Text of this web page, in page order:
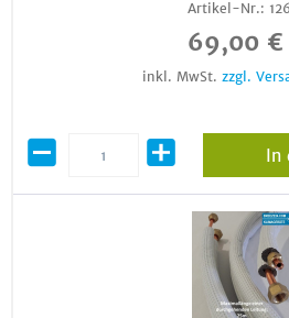
Artikel-Nr.:
69,00
inkl. MwSt. zzgl.
In